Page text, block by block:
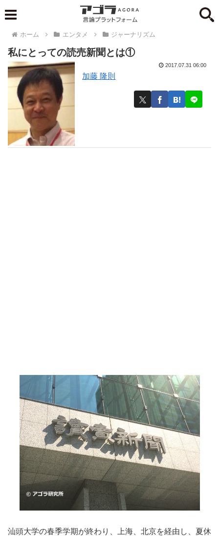
ホーム エンタメ ジャーナリズム
私にとっての読売新聞とは①
加藤 隆則
2017.07.31 06:00
汕頭大学の春季学期が終わり、上海、北京を経由し、夏休